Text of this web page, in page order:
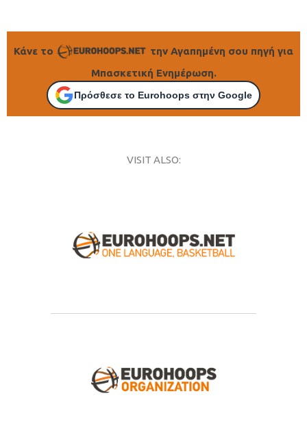
Κάνε το
την Αγαπημένη σου πηγή για
Μπασκετική Ενημέρωση.
Πρόσθεσε το Eurohoops στην Google
VISIT ALSO: